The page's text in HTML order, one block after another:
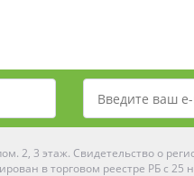
2, 3 этаж. Свидетельство о
в торговом реестре РБ с 25